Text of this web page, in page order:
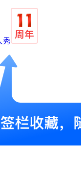
秀